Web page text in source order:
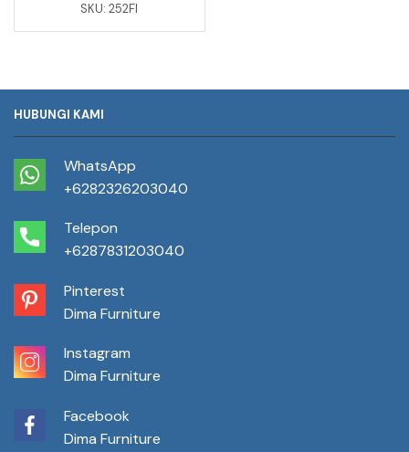
SKU:252FI
HUBUNGI KAMI
WhatsApp
+6282326203040
Telepon
+6287831203040
Pinterest
Dima Furniture
Instagram
Dima Furniture
Facebook
Dima Furniture